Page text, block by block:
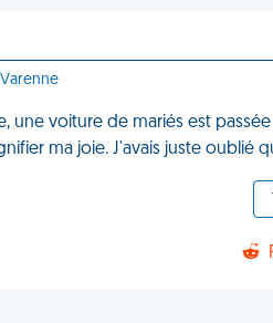
une voiture de mariés est
ma joie. J'avais juste oublié